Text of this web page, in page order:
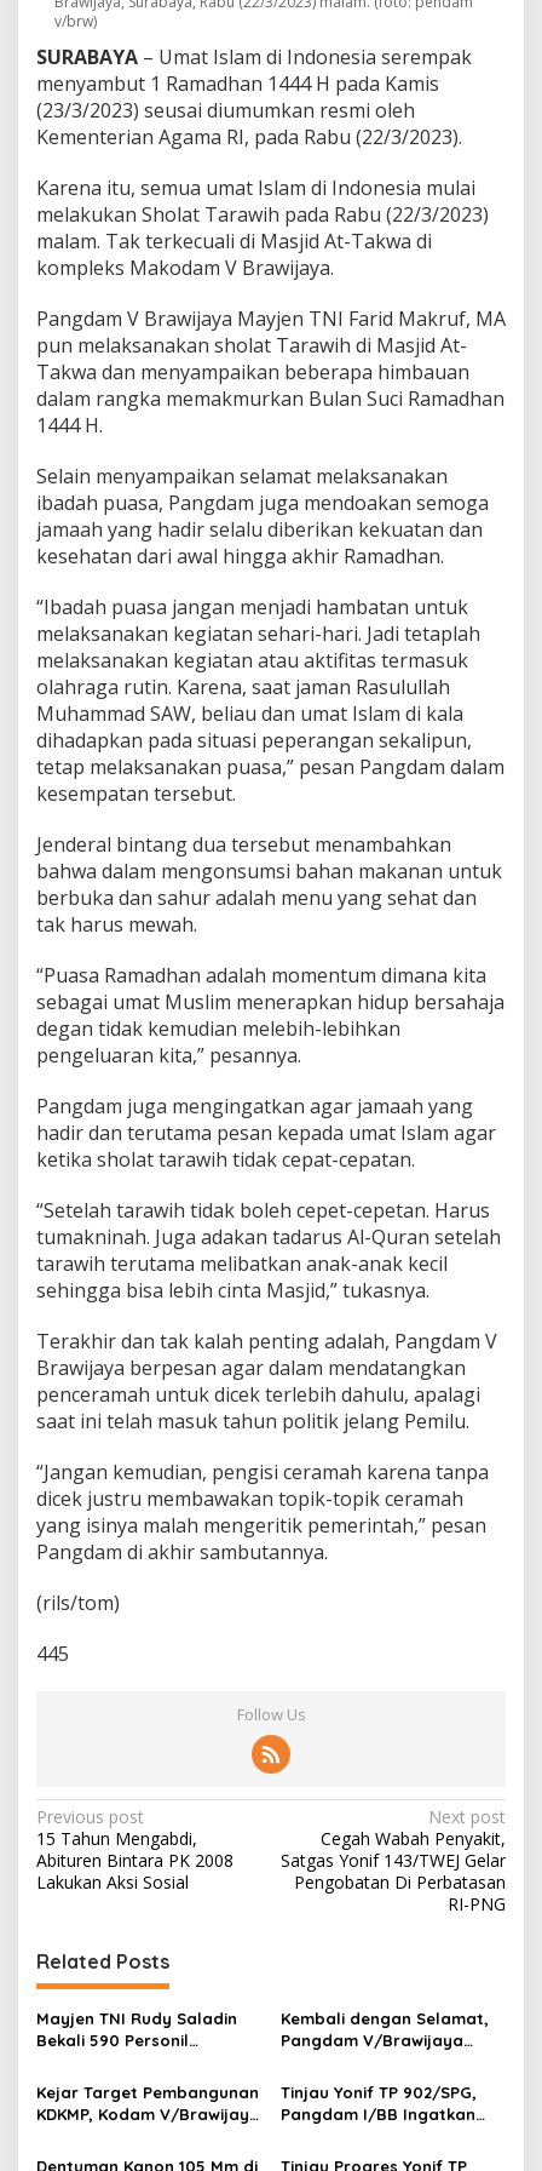
h
m
b
a
t
A
t
i
i
t
s
K
t
a
v/brw)
SURABAYA – Umat Islam di Indonesia serempak
menyambut 1 Ramadhan 1444 H pada Kamis
(23/3/2023) seusai diumumkan resmi oleh
Kementerian Agama RI, pada Rabu (22/3/2023).
Karena itu, semua umat Islam di Indonesia mulai
melakukan Sholat Tarawih pada Rabu (22/3/2023)
malam. Tak terkecuali di Masjid At-Takwa di
kompleks Makodam V Brawijaya.
Pangdam V Brawijaya Mayjen TNI Farid Makruf, MA
pun melaksanakan sholat Tarawih di Masjid At-
Takwa dan menyampaikan beberapa himbauan
dalam rangka memakmurkan Bulan Suci Ramadhan
1444 H.
Selain menyampaikan selamat melaksanakan
ibadah puasa, Pangdam juga mendoakan semoga
jamaah yang hadir selalu diberikan kekuatan dan
kesehatan dari awal hingga akhir Ramadhan.
“Ibadah puasa jangan menjadi hambatan untuk
melaksanakan kegiatan sehari-hari. Jadi tetaplah
melaksanakan kegiatan atau aktifitas termasuk
olahraga rutin. Karena, saat jaman Rasulullah
Muhammad SAW, beliau dan umat Islam di kala
dihadapkan pada situasi peperangan sekalipun,
tetap melaksanakan puasa,” pesan Pangdam dalam
kesempatan tersebut.
Jenderal bintang dua tersebut menambahkan
bahwa dalam mengonsumsi bahan makanan untuk
berbuka dan sahur adalah menu yang sehat dan
tak harus mewah.
“Puasa Ramadhan adalah momentum dimana kita
sebagai umat Muslim menerapkan hidup bersahaja
degan tidak kemudian melebih-lebihkan
pengeluaran kita,” pesannya.
Pangdam juga mengingatkan agar jamaah yang
hadir dan terutama pesan kepada umat Islam agar
ketika sholat tarawih tidak cepat-cepatan.
“Setelah tarawih tidak boleh cepet-cepetan. Harus
tumakninah. Juga adakan tadarus Al-Quran setelah
tarawih terutama melibatkan anak-anak kecil
sehingga bisa lebih cinta Masjid,” tukasnya.
Terakhir dan tak kalah penting adalah, Pangdam V
Brawijaya berpesan agar dalam mendatangkan
penceramah untuk dicek terlebih dahulu, apalagi
saat ini telah masuk tahun politik jelang Pemilu.
“Jangan kemudian, pengisi ceramah karena tanpa
dicek justru membawakan topik-topik ceramah
yang isinya malah mengeritik pemerintah,” pesan
Pangdam di akhir sambutannya.
(rils/tom)
445
Follow Us
P
o
s
n
a
v
g
a
t
Previous post
15 Tahun Mengabdi,
Abituren Bintara PK 2008
Lakukan Aksi Sosial
Next post
Cegah Wabah Penyakit,
Satgas Yonif 143/TWEJ Gelar
Pengobatan Di Perbatasan
RI-PNG
Related Posts
Mayjen TNI Rudy Saladin
Bekali 590 Personil
TP Jajaran Kodam
V/Brawijaya
Kembali dengan Selamat,
Pangdam V/Brawijaya
Satgas Yonif 521/DY di
Perbatasan RI-PNG
Kejar Target Pembangunan
KDKMP, Kodam V/Brawijaya
Lapangan
Tinjau Yonif TP 902/SPG,
Pangdam I/BB Ingatkan
Marwah TNI
Dentuman Kanon 105 Mm di Tinjau Progres Yonif TP